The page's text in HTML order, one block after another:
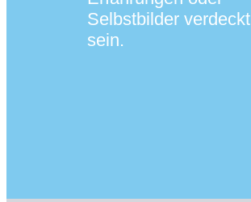
Selbstbilder verdeckt
sein.